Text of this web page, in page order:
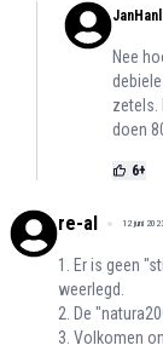
Nee
zetels.
doen
6+
re-al 12 juni
1. Er is geen
weerlegd.
2. De
3. Volkomen